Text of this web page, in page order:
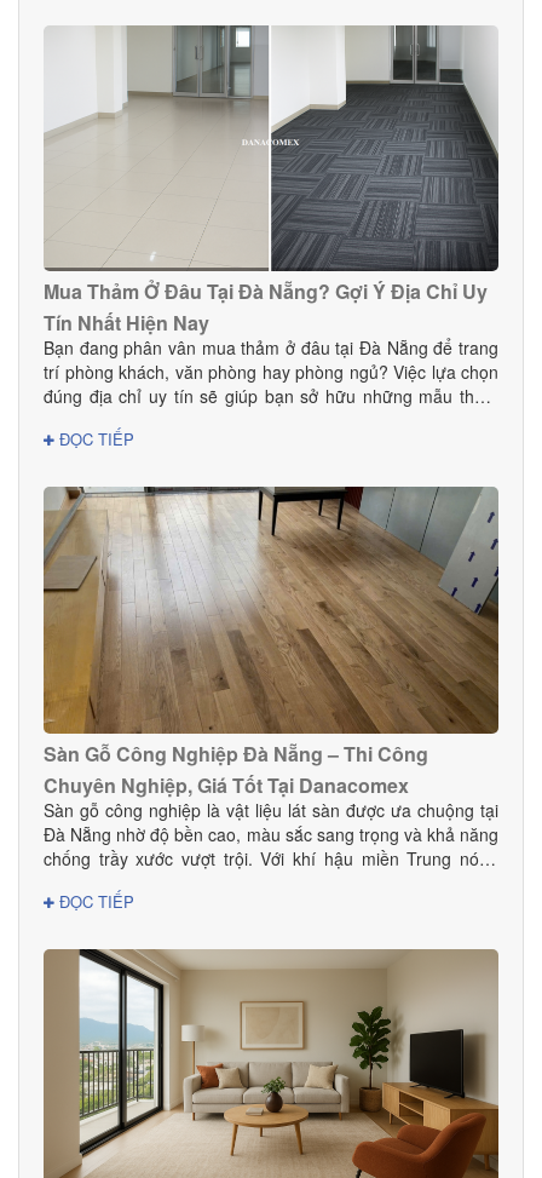
Teak ở đâu tại Đà Nẵng để đảm bảo chất lượng thật, giá tốt
và dịch vụ thi công chuyên nghiệp? Hãy cùng Danacomex
Mua Thảm Ở Đâu Tại Đà Nẵng? Gợi Ý Địa Chỉ Uy
Tín Nhất Hiện Nay
Bạn đang phân vân mua thảm ở đâu tại Đà Nẵng để trang
trí phòng khách, văn phòng hay phòng ngủ? Việc lựa chọn
đúng địa chỉ uy tín sẽ giúp bạn sở hữu những mẫu thảm
Trong bài viết này, DANACOMEX giới thiệu đến bạn nơi
tại Đà Nẵng.
ĐỌC TIẾP
Sàn Gỗ Công Nghiệp Đà Nẵng – Thi Công
Chuyên Nghiệp, Giá Tốt Tại Danacomex
Sàn gỗ công nghiệp là vật liệu lát sàn được ưa chuộng tại
Đà Nẵng nhờ độ bền cao, màu sắc sang trọng và khả năng
chống trầy xước vượt trội. Với khí hậu miền Trung nóng
gian bền đẹp và hạn chế cong vênh hiệu quả. Tại Đà
gỗ công nghiệp uy tín, được nhiều khách hàng gia đình,
khách sạn, showroom và văn phòng tin dùng.
ĐỌC TIẾP